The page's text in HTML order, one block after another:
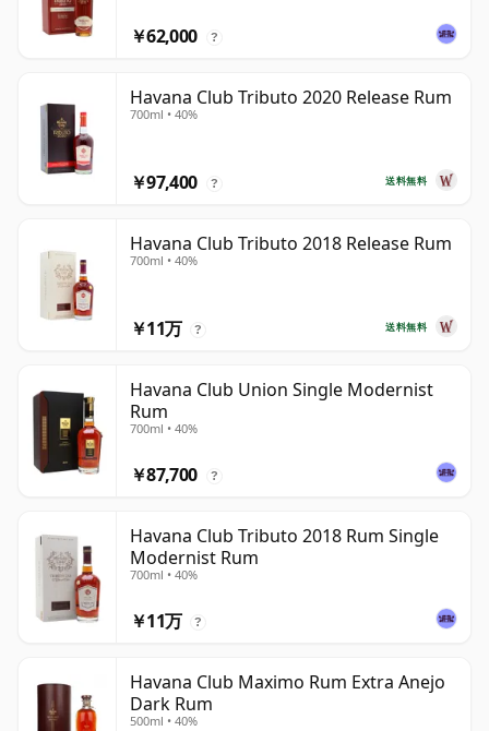
￥62,000 ?
Havana Club Tributo 2020 Release Rum
700ml • 40%
送料無料
￥97,400 ?
Havana Club Tributo 2018 Release Rum
700ml • 40%
送料無料
￥11万 ?
Havana Club Union Single Modernist
Rum
700ml • 40%
￥87,700 ?
Havana Club Tributo 2018 Rum Single
Modernist Rum
700ml • 40%
￥11万 ?
Havana Club Maximo Rum Extra Anejo
Dark Rum
500ml • 40%